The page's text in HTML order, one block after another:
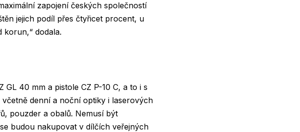
zapojení českých společností
jejich podíl přes čtyřicet procent, u
korun,“ dodala.
40 mm a pistole CZ P-10 C, a to i s
denní a noční optiky i laserových
pouzder a obalů. Nemusí být
budou nakupovat v dílčích veřejných